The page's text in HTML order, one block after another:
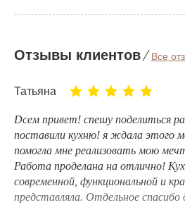
Отзывы клиентов⁄Все
Татьяна
Dсем привет! спешу поделиться
поставили кухню! я ждала этого
помогла мне реализовать мою
Работа проделана на отлично!
современной, функциональной и
представляла. Отдельное спасибо